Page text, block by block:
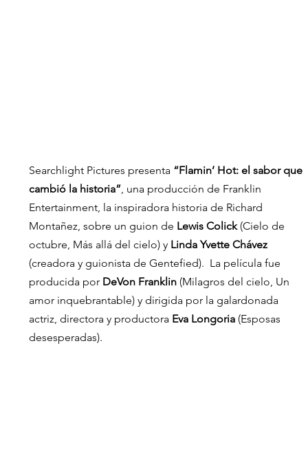
Searchlight Pictures presenta “Flamin’ Hot: el sabor que
cambió la historia”, una producción de Franklin
Entertainment, la inspiradora historia de Richard
Montañez, sobre un guion de Lewis Colick (Cielo de
octubre, Más allá del cielo) y Linda Yvette Chávez
(creadora y guionista de Gentefied).  La película fue
producida por DeVon Franklin (Milagros del cielo, Un
amor inquebrantable) y dirigida por la galardonada
actriz, directora y productora Eva Longoria (Esposas
desesperadas).